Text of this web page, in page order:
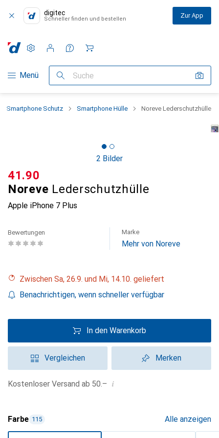
digitec
Schneller finden und bestellen Zur App
Navigation nach Kategorien
Menü Suche
Einstellungen
Kundenkonto
Vergleichslisten
Merklisten
Warenkorb
Smartphone Schutz Smartphone Hülle Noreve Lederschutzhülle
2 Bilder
Noreve Lederschutzhülle
Apple iPhone 7 Plus
CHF
41.90
Bewertungen Marke
Mehr von Noreve
Zwischen Sa, 26.9. und Mi, 14.10. geliefert
Benachrichtigen, wenn schneller verfügbar
In den Warenkorb
Vergleichen Merken
Kostenloser Versand ab 50.– i
Farbe 115 Alle anzeigen